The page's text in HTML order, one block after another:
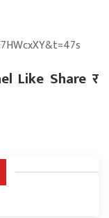
Like Share र